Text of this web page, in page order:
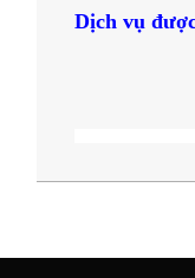
Dịch vụ